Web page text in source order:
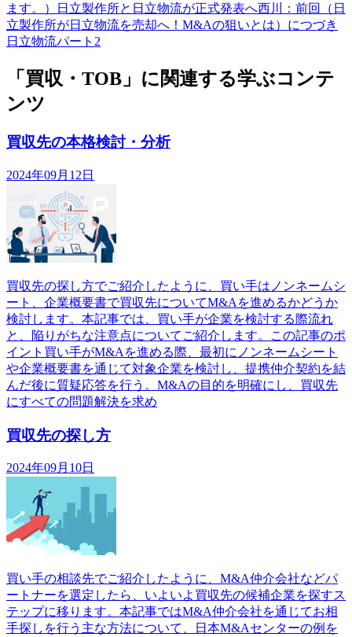
ます。）日立製作所と日立物流が正式発表へ西川：前回（日
立製作所が日立物流を売却へ！M&Aの狙いとは）につづき
日立物流パート2
「買収・TOB」に関連する学ぶコンテ
ンツ
買収先の本格検討・分析
2024年09月12日
買収先の探し方でご紹介したように、買い手はノンネームシ
ート、企業概要書で買収先についてM&Aを進めるかどうか
検討します。本記事では、買い手が企業を検討する際流れ
と、陥りがちな注意点についてご紹介します。この記事のポ
イント買い手がM&Aを進める際、最初にノンネームシート
や企業概要書を通じて対象企業を検討し、提携仲介契約を結
んだ後に質疑応答を行う。M&Aの目的を明確にし、買収先
にすべての問題解決を求め
買収先の探し方
2024年09月10日
買い手の相談先でご紹介したように、M&A仲介会社などパ
ートナーを選定したら、いよいよ買収先の候補企業を探すス
テップに移ります。本記事ではM&A仲介会社を通じてお相
手探しを行う主な方法について、日本M&Aセンターの例を